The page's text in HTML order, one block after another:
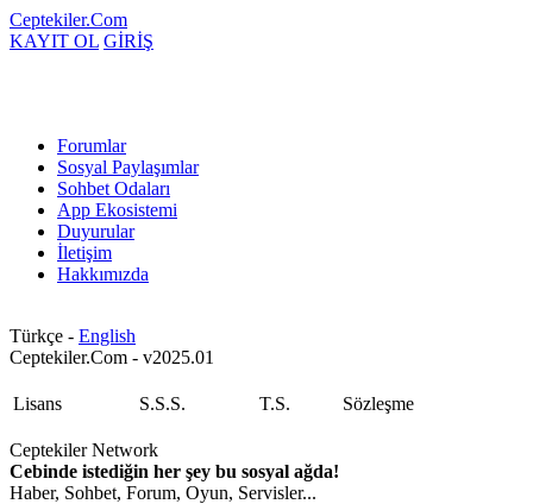
Ceptekiler.Com
KAYIT OL GİRİŞ
Forumlar
Sosyal Paylaşımlar
Sohbet Odaları
App Ekosistemi
Duyurular
İletişim
Hakkımızda
Türkçe - English
Ceptekiler.Com - v2025.01
Lisans S.S.S. T.S. Sözleşme
Ceptekiler Network
Cebinde istediğin her şey bu sosyal ağda!
Haber, Sohbet, Forum, Oyun, Servisler...